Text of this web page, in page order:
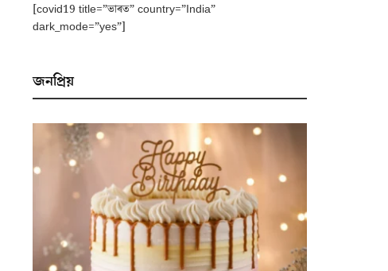
[covid19 title=”ভাৰত” country=”India”
dark_mode=”yes”]
জনপ্ৰিয়